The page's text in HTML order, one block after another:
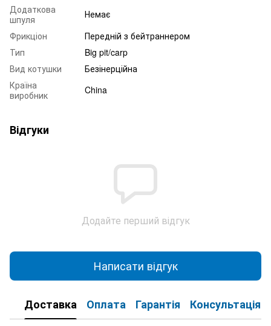
Додаткова
шпуля
Немає
Фрикціон
Передній з бейтраннером
Тип
Big pit/carp
Вид котушки
Безінерційна
Країна
виробник
China
Відгуки
Додайте перший відгук
Написати відгук
Доставка Оплата Гарантія Консультація